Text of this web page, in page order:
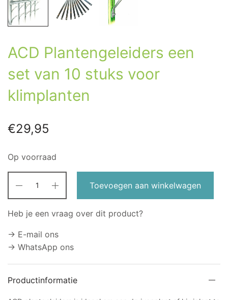
ACD Plantengeleiders een
set van 10 stuks voor
klimplanten
€29,95
Op voorraad
Toevoegen aan winkelwagen
Heb je een vraag over dit product?
→ E-mail ons
→ WhatsApp ons
Productinformatie